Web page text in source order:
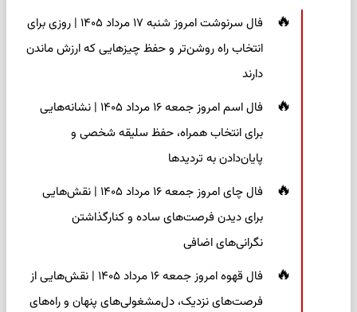
فال سرنوشت امروز شنبه ۱۷ مرداد ۱۴۰۵ | روزی برای
انتخاب راه روشن‌تر و حفظ چیزهایی که ارزش ماندن
دارند
فال اسم امروز جمعه ۱۶ مرداد ۱۴۰۵ | نشانه‌هایی
برای انتخاب همراه، حفظ سلیقه شخصی و
پایان‌دادن به تردیدها
فال چای امروز جمعه ۱۶ مرداد ۱۴۰۵ | نقش‌هایی
برای دیدن فرصت‌های ساده و کنارگذاشتن
نگرانی‌های اضافی
فال قهوه امروز جمعه ۱۶ مرداد ۱۴۰۵ | نقش‌هایی از
فرصت‌های نزدیک، دل‌مشغولی‌های پنهان و راه‌های